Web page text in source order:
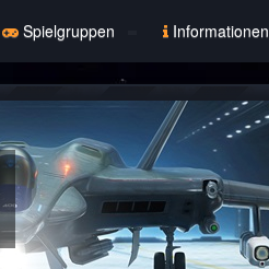
Spielgruppen Informationen